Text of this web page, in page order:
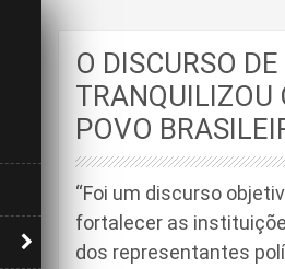
O DISCURSO
TRANQUILIZOU
POVO
“Foi um discurso
fortalecer as
dos representantes